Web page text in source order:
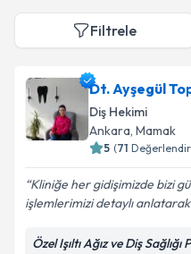
Filtrele
Dt. Ayşegül
Diş Hekimi
Ankara, Mamak
5 (71
Kliniğe her gidişimizde bizi
işlemlerimizi detaylı
Özel Işıltı Ağız ve Diş Sağlığı